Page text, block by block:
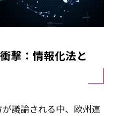
撃：情報化法と
議論される中、欧州連